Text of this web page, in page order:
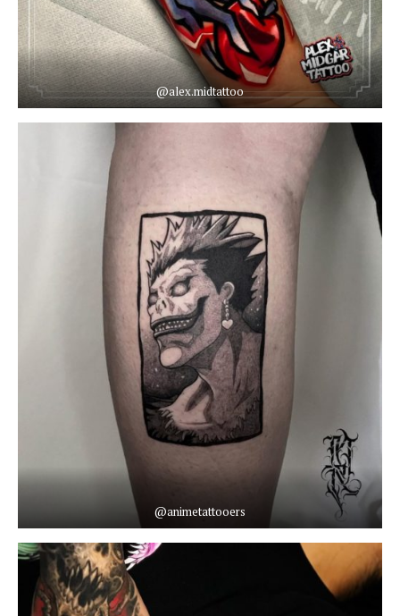
@alex.midtattoo
@animetattooers